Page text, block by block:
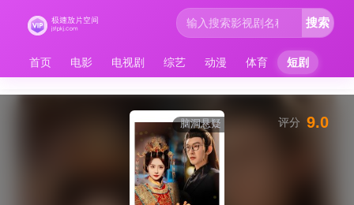
首页 电影 电视剧 综艺 动漫 体育 短剧
搜索
脑洞悬疑 评分 9.0